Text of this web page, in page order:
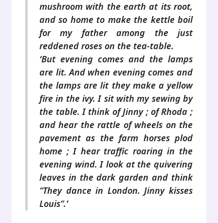
mushroom with the earth at its root,
and so home to make the kettle boil
for my father among the just
reddened roses on the tea-table.
‘But evening comes and the lamps
are lit. And when evening comes and
the lamps are lit they make a yellow
fire in the ivy. I sit with my sewing by
the table. I think of Jinny ; of Rhoda ;
and hear the rattle of wheels on the
pavement as the farm horses plod
home ; I hear traffic roaring in the
evening wind. I look at the quivering
leaves in the dark garden and think
“They dance in London. Jinny kisses
Louis”.’